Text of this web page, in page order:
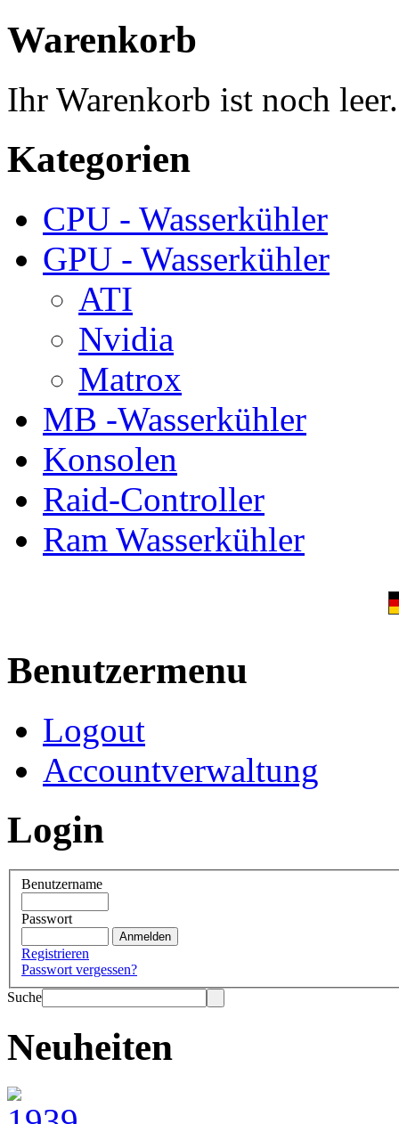
Warenkorb
Ihr Warenkorb ist noch leer.
Kategorien
CPU - Wasserkühler
GPU - Wasserkühler
ATI
Nvidia
Matrox
MB -Wasserkühler
Konsolen
Raid-Controller
Ram Wasserkühler
Benutzermenu
Logout
Accountverwaltung
Login
Benutzername
Passwort
Registrieren
Passwort vergessen?
Suche
Neuheiten